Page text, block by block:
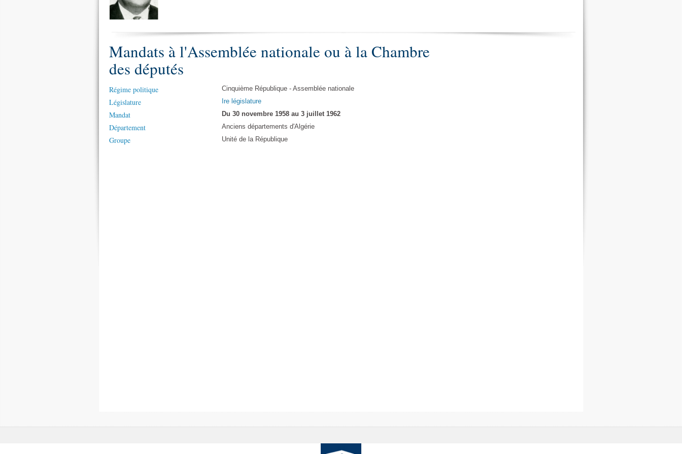
Mandats à l'Assemblée nationale ou à la Chambre
des députés
Régime politique Cinquième République - Assemblée nationale
Législature Ire législature
Mandat Du 30 novembre 1958 au 3 juillet 1962
Département Anciens départements d'Algérie
Groupe Unité de la République